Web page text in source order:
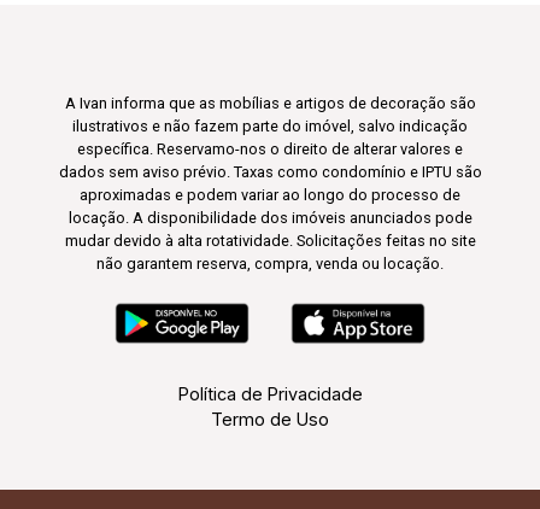
A Ivan informa que as mobílias e artigos de decoração são
ilustrativos e não fazem parte do imóvel, salvo indicação
específica. Reservamo-nos o direito de alterar valores e
dados sem aviso prévio. Taxas como condomínio e IPTU são
aproximadas e podem variar ao longo do processo de
locação. A disponibilidade dos imóveis anunciados pode
mudar devido à alta rotatividade. Solicitações feitas no site
não garantem reserva, compra, venda ou locação.
Política de Privacidade
Termo de Uso